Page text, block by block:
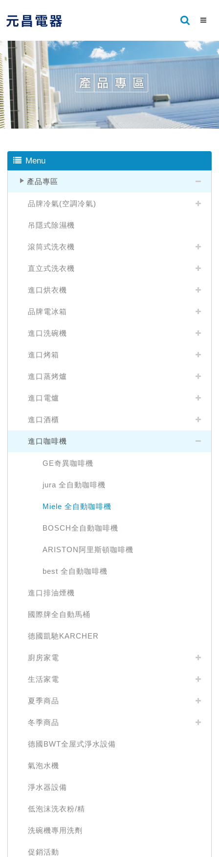
Menu
產品專區
品牌冷氣(空調冷氣)
吊隱式除濕機
滾筒式洗衣機
直立式洗衣機
進口烘衣機
品牌電冰箱
進口洗碗機
進口烤箱
進口蒸烤爐
進口電爐
進口酒櫃
進口咖啡機
GE奇異咖啡機
jura 全自動咖啡機
Miele 全自動咖啡機
BOSCH全自動咖啡機
ARISTON阿里斯頓咖啡機
best 全自動咖啡機
進口排油煙機
國際牌全自動馬桶
德國凱馳KARCHER
廚房家電
生活家電
夏季商品
冬季商品
德國BWT全屋式淨水設備
氣泡水機
淨水器設備
低泡沫洗衣粉/精
洗碗機專用洗劑
促銷活動